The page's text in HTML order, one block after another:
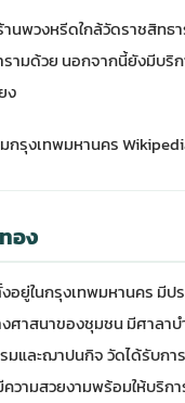
านพวงหรีดใกล้วัดราชสิทธ
ามด้วย นอกจากนี้ยังมีบริ
ง
กรุงเทพมหานคร
อง
ยู่ในกรุงเทพมหานคร มีปร
ศาสนาของชุมชน มีศาลา
มและฌาปนกิจ วัดได้รับ
วามสวยงามพร้อมให้บริก